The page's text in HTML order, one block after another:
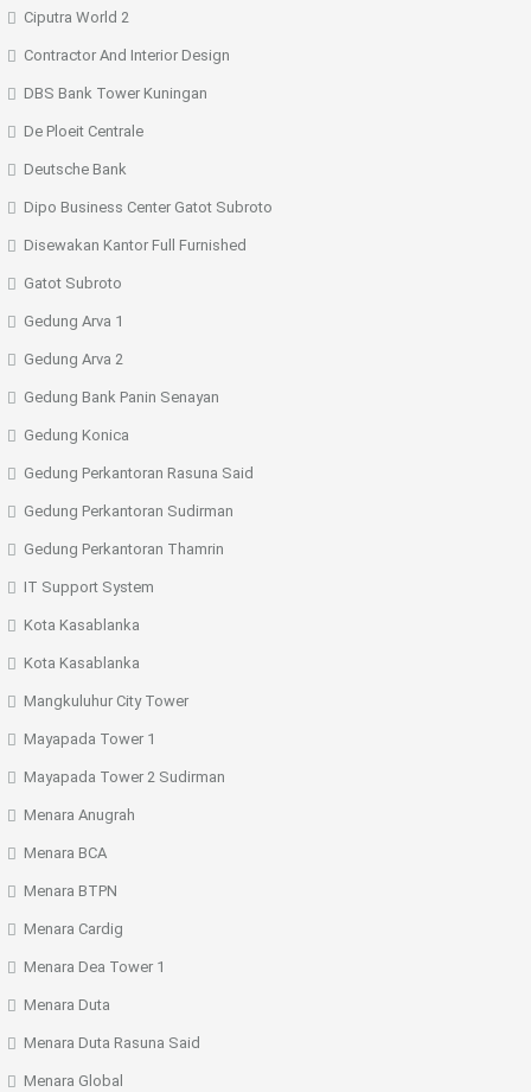
Ciputra World 2
Contractor And Interior Design
DBS Bank Tower Kuningan
De Ploeit Centrale
Deutsche Bank
Dipo Business Center Gatot Subroto
Disewakan Kantor Full Furnished
Gatot Subroto
Gedung Arva 1
Gedung Arva 2
Gedung Bank Panin Senayan
Gedung Konica
Gedung Perkantoran Rasuna Said
Gedung Perkantoran Sudirman
Gedung Perkantoran Thamrin
IT Support System
Kota Kasablanka
Kota Kasablanka
Mangkuluhur City Tower
Mayapada Tower 1
Mayapada Tower 2 Sudirman
Menara Anugrah
Menara BCA
Menara BTPN
Menara Cardig
Menara Dea Tower 1
Menara Duta
Menara Duta Rasuna Said
Menara Global